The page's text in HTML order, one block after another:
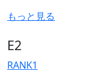
もっと見る
E2
RANK1